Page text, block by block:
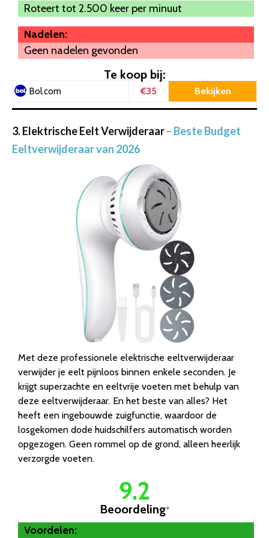
Roteert tot 2.500 keer per minuut
Nadelen:
Geen nadelen gevonden
Te koop bij:
Bol.com €35 Bekijken
3. Elektrische Eelt Verwijderaar– Beste Budget
Eeltverwijderaar van 2026
Met deze professionele elektrische eeltverwijderaar
verwijder je eelt pijnloos binnen enkele seconden. Je
krijgt superzachte en eeltvrije voeten met behulp van
deze eeltverwijderaar. En het beste van alles? Het
heeft een ingebouwde zuigfunctie, waardoor de
losgekomen dode huidschilfers automatisch worden
opgezogen. Geen rommel op de grond, alleen heerlijk
verzorgde voeten.
9.2
Beoordeling*
Voordelen: